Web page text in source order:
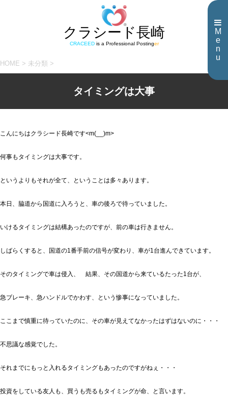
M
e
n
u
クラシード長崎
CRACEEDis a Professional Postinger
HOME > 未分類 >
タイミングは大事
こんにちはクラシード長崎です<m(__)m>
何事もタイミングは大事です。
というよりもそれが全て、ということは多々あります。
本日、脇道から国道に入ろうと、車の後ろで待っていました。
いけるタイミングは結構あったのですが、前の車は行きません。
しばらくすると、国道の1番手前の信号が変わり、車が1台進んできています。
そのタイミングで車は侵入、 結果、その国道から来ているたった1台が、
急ブレーキ、急ハンドルでかわす、という惨事になっていました。
ここまで慎重に待っていたのに、その車が見えてなかったはずはないのに・・・
不思議な感覚でした。
それまでにもっと入れるタイミングもあったのですがねぇ・・・
投資をしている友人も、買うも売るもタイミングが命、と言います。